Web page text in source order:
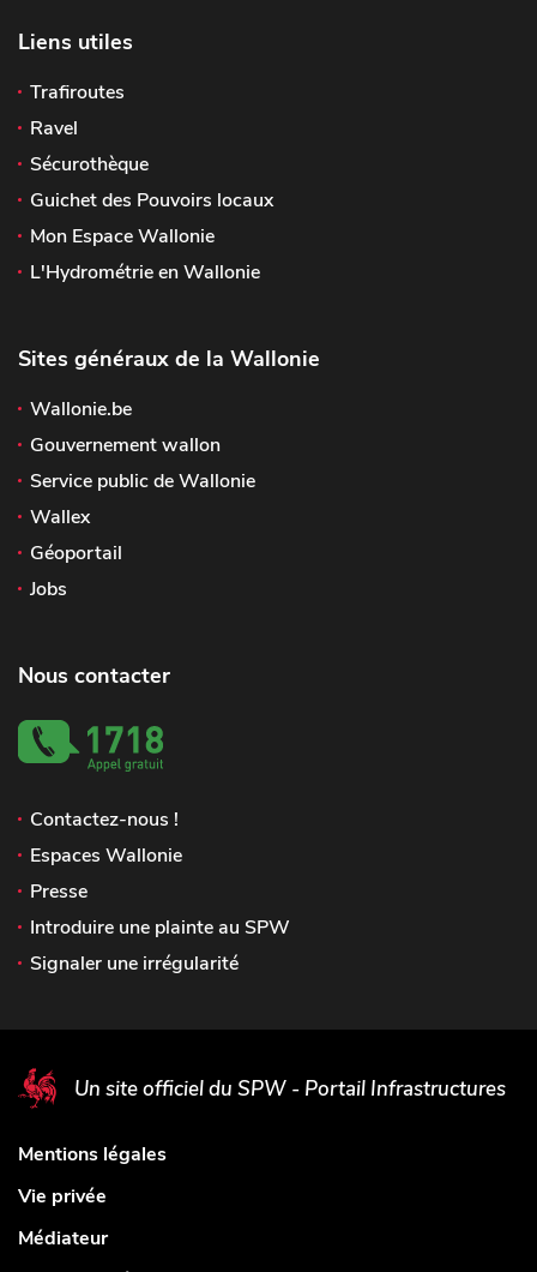
Liens utiles
Trafiroutes
Ravel
Sécurothèque
Guichet des Pouvoirs locaux
Mon Espace Wallonie
L'Hydrométrie en Wallonie
Sites généraux de la Wallonie
Wallonie.be
Gouvernement wallon
Service public de Wallonie
Wallex
Géoportail
Jobs
Nous contacter
Contactez-nous !
Espaces Wallonie
Presse
Introduire une plainte au SPW
Signaler une irrégularité
Un site officiel du SPW - Portail Infrastructures
Mentions légales
Vie privée
Médiateur